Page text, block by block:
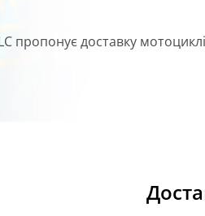
пропонує доставку